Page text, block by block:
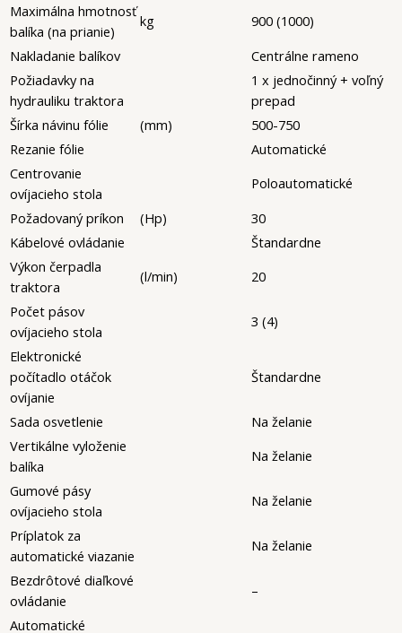
Maximálna hmotnosť
balíka (na prianie)
kg
900 (1000)
Nakladanie balíkov
Centrálne rameno
Požiadavky na
hydrauliku traktora
1 x jednočinný + voľný
prepad
Šírka návinu fólie
(mm)
500-750
Rezanie fólie
Automatické
Centrovanie
ovíjacieho stola
Poloautomatické
Požadovaný príkon
(Hp)
30
Kábelové ovládanie
Štandardne
Výkon čerpadla
traktora
(l/min)
20
Počet pásov
ovíjacieho stola
3 (4)
Elektronické
počítadlo otáčok
ovíjanie
Štandardne
Sada osvetlenie
Na želanie
Vertikálne vyloženie
balíka
Na želanie
Gumové pásy
ovíjacieho stola
Na želanie
Príplatok za
automatické viazanie
Na želanie
Bezdrôtové diaľkové
ovládanie
–
Automatické